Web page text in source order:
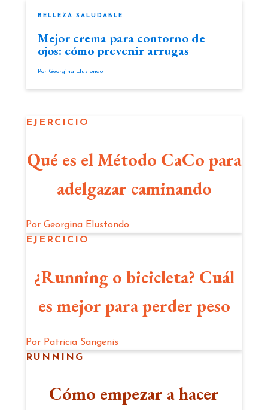
BELLEZA SALUDABLE
Mejor crema para contorno de
ojos: cómo prevenir arrugas
Por Georgina Elustondo
EJERCICIO
Qué es el Método CaCo para
adelgazar caminando
Por Georgina Elustondo
EJERCICIO
¿Running o bicicleta? Cuál
es mejor para perder peso
Por Patricia Sangenis
RUNNING
Cómo empezar a hacer